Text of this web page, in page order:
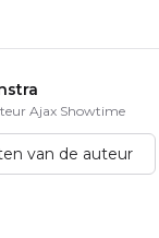
Ajax Showtime
van de auteur